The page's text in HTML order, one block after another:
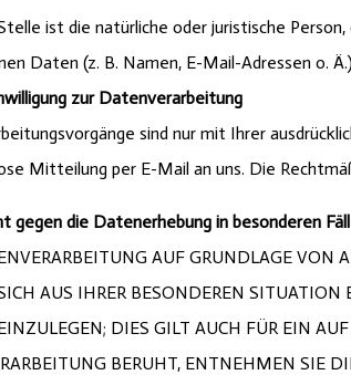
ist die natürliche oder juristische
Daten (z. B. Namen, E-Mail-Adressen o.
zur Datenverarbeitung
sind nur mit Ihrer
Mitteilung per E-Mail an uns. Die
gegen die Datenerhebung in besonderen
AUF GRUNDLAGE VON
AUS IHRER BESONDEREN SITUATION
DIES GILT AUCH FÜR EIN
BERUHT, ENTNEHMEN SIE